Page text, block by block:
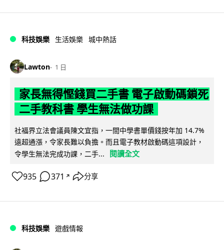
科技娛樂 生活娛樂 城中熱話
Lawton 1 日
家長無得慳錢買二手書 電子啟動碼鎖死
二手教科書 學生無法做功課
社福界立法會議員陳文宜指，一間中學書單價錢按年加 14.7%
遠超通漲，令家長難以負擔。而且電子教材啟動碼這項設計，
令學生無法完成功課，二手...
閱讀全文
935 371 ↗ 分享
科技娛樂 遊戲情報